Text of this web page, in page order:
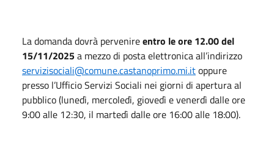
La domanda dovrà pervenireentro le ore 12.00 del
15/11/2025a mezzo di posta elettronica all’indirizzo
servizisociali@comune.castanoprimo.mi.itoppure
presso l’Ufficio Servizi Sociali nei giorni di apertura al
pubblico (lunedì, mercoledì, giovedì e venerdì dalle ore
9:00 alle 12:30, il martedì dalle ore 16:00 alle 18:00).